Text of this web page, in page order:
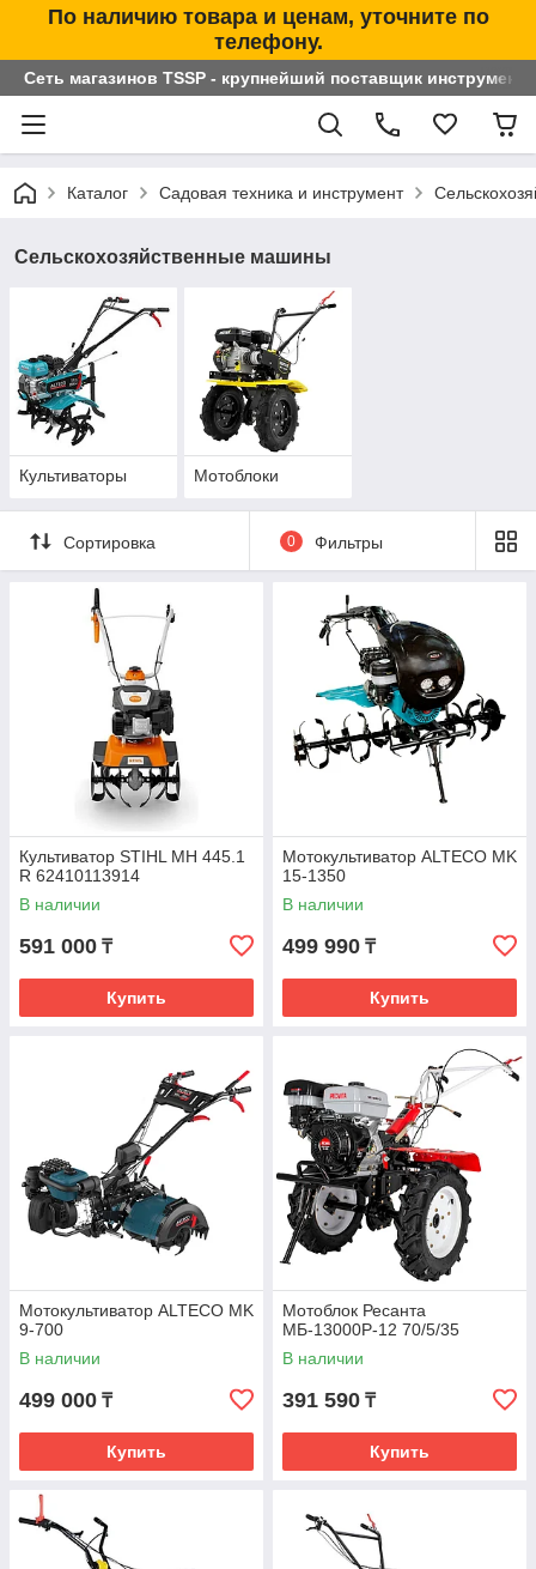
По наличию товара и ценам, уточните по
телефону.
Сеть магазинов TSSP - крупнейший поставщик
Каталог Садовая техника и инструмент
Сельскохозяйственные машины
Культиваторы Мотоблоки
Сортировка 0 Фильтры
Культиватор STIHL MH 445.1
R 62410113914
В наличии
591 000 ₸
Купить
Мотокультиватор ALTECO MK
15-1350
В наличии
499 990 ₸
Купить
Мотокультиватор ALTECO MK
9-700
В наличии
499 000 ₸
Купить
Мотоблок Ресанта
МБ-13000Р-12 70/5/35
В наличии
391 590 ₸
Купить